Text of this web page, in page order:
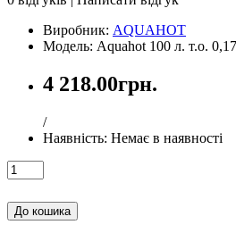
Виробник: AQUAHOT
Модель: Aquahot 100 л. т.о.
4 218.00грн.
/
Наявність: Немає в наявності
До кошика